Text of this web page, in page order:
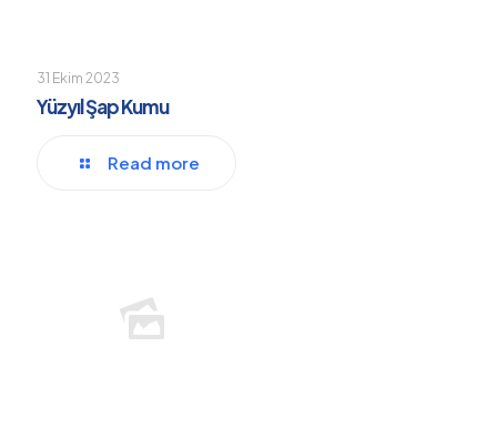
31 Ekim 2023
Yüzyıl Şap Kumu
Read more